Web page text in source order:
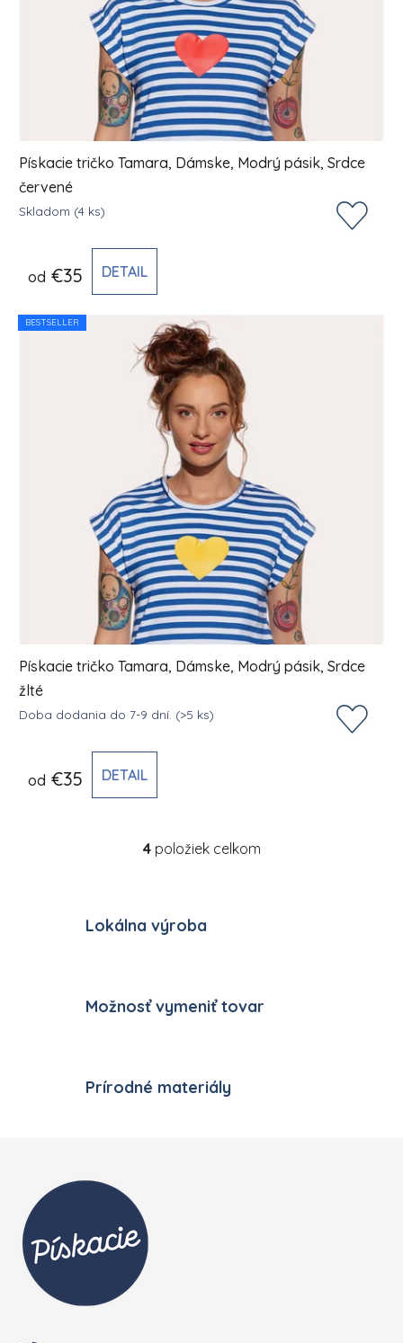
Pískacie tričko Tamara, Dámske, Modrý pásik, Srdce
červené
Skladom (4 ks)
od €35 DETAIL
BESTSELLER
Pískacie tričko Tamara, Dámske, Modrý pásik, Srdce
žlté
Doba dodania do 7-9 dní. (>5 ks)
od €35 DETAIL
Ovládacie prvky výpisu
4položiek celkom
Lokálna výroba
Možnosť vymeniť tovar
Prírodné materiály